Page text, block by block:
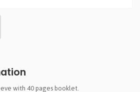
with 40 pages booklet.